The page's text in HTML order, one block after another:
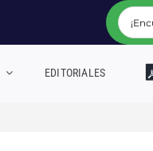
EDITORIALES